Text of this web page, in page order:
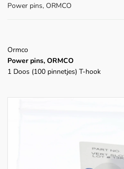
Power pins, ORMCO
Ormco
Power pins, ORMCO
1 Doos (100 pinnetjes) T-hook